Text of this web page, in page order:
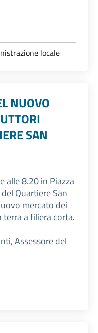
locale
NUOVO
SAN
alle 8.20 in Piazza
Quartiere San
mercato dei
a filiera corta.
Assessore del